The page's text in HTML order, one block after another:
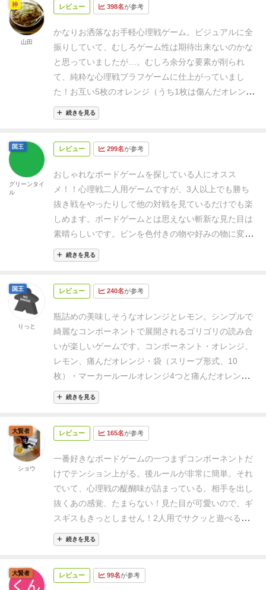
レビュー 398名が参考
かなりお洒落なお手軽心理戦ゲーム。
ビジュアルに全
振りしていて、むしろゲーム性は期待出来ないのかな
と思っていましたが…。 むしろ余分な要素が削られ
て、純粋な心理戦ブラフゲームに仕上がっていまし
た！ お互い5枚のオレンジ（うち1枚は傷んだオレン
ジ）を伏せて、あとは端から順番にめくっていくだ
け。ただしオレンジをめくる代わりに、持っているレ
出来る。これは相手がめくる位置でも変えることがで
いつ傷んだオレンジをめくらせたいのか。また、相手
はどこで傷んだオレンジをめくらせたがっているの
か…。 何度もやればやるほど深みにはまっていく感
じ。見た目に負けてないゲーム性はお見事です！
続きを見る
神
山田
レビュー 299名が参考
おしゃれなボードゲームを探している人にオスス
メ！！ 心理戦二人用ゲームですが、3人以上でも勝ち
抜き戦をやったりして他の対戦を見ているだけでも楽
しめます。 ボードゲームとは思えない斬新な見た目は
素晴らしいです。ビンを色付きの物や好みの物に変え
たりすると一層インテリア感がします。
トに関して少し悪い点をあげるとすればオレンジが近
続きを見る
国王
グリーンタイ
ル
レビュー 240名が参考
瓶詰めの美味しそうなオレンジとレモン。
シンプルで
綺麗なコンポーネントで展開されるゴリゴリの読み合
いが楽しいゲームです。
コンポーネント ・オレンジ、
レモン、痛んだオレンジ ・袋（スリーブ形式、10
枚）
・マーカールールオレンジ4つと痛んだオレンジ1
つを相手に見えないように袋に入れ、交換してゲーム
開始。自分の番がきたら、袋をめくって中身を確認す
制限のある「レモン」かを選びます。痛んだオレンジ
ろに痛んだオレンジは仕込まないだろう……
レモンを
使いたいけど、残り回数が少ないからなぁ……といっ
た悩ましさが楽しいゲームです。
運が悪い（or相性が
良すぎる）場合はすぐに試合が決まってしまうことも
ありますが、基本的には泥沼の探り合いになります。
相手の袋にも「レモン」が使えるところがミソ。不安
ントに全力でゲームの要素は可能な限り削ったかのよ
うな見た目でありながら、実際は深い腹の探り合いが
続きを見る
国王
りっと
レビュー 165名が参考
一番好きなボードゲームの一つ まずコンポーネントだ
けでテンション上がる。 後ルールが非常に簡単。それ
でいて、心理戦の醍醐味が詰まっている。相手を出し
抜くあの感覚、たまらない！ 見た目が可愛いので、ギ
スギスもきっとしません！ 2人用でサクッと遊べるの
探してるのなら、ぜひお試しあれ。
続きを見る
大賢者
ショウ
レビュー 99名が参考
大賢者